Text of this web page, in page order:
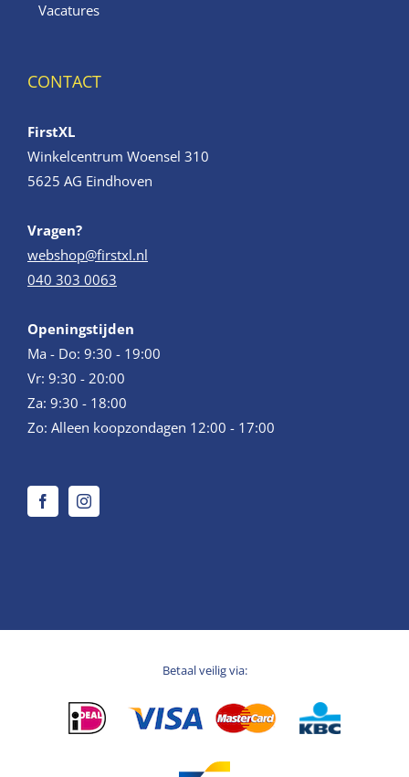
Vacatures
CONTACT
FirstXL
Winkelcentrum Woensel 310
5625 AG Eindhoven
Vragen?
webshop@firstxl.nl
040 303 0063
Openingstijden
Ma - Do: 9:30 - 19:00
Vr: 9:30 - 20:00
Za: 9:30 - 18:00
Zo: Alleen koopzondagen 12:00 - 17:00
Betaal veilig via: